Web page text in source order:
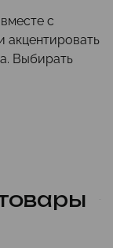
с
акцентировать
Выбирать